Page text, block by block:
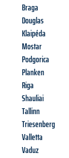
Braga
Douglas
Klaipéda
Mostar
Podgorica
Planken
Riga
Shauliai
Tallinn
Triesenberg
Valletta
Vaduz